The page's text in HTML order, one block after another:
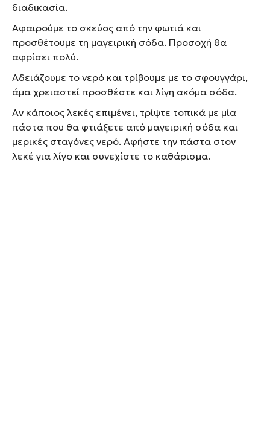
διαδικασία.
Αφαιρούμε το σκεύος από την φωτιά και
προσθέτουμε τη μαγειρική σόδα. Προσοχή θα
αφρίσει πολύ.
Αδειάζουμε το νερό και τρίβουμε με το σφουγγάρι,
άμα χρειαστεί προσθέστε και λίγη ακόμα σόδα.
Αν κάποιος λεκές επιμένει, τρίψτε τοπικά με μία
πάστα που θα φτιάξετε από μαγειρική σόδα και
μερικές σταγόνες νερό. Αφήστε την πάστα στον
λεκέ για λίγο και συνεχίστε το καθάρισμα.